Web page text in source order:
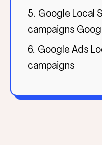
5. Google Local
campaigns
6. Google Ads
campaigns